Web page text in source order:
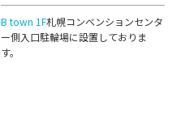
B town 1F札幌コンベンションセンタ
ー側⼊⼝駐輪場に設置しておりま
す。